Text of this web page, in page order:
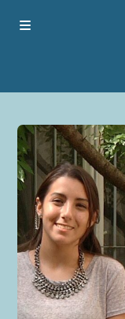
Programme
Über YCBS
Media Bridges